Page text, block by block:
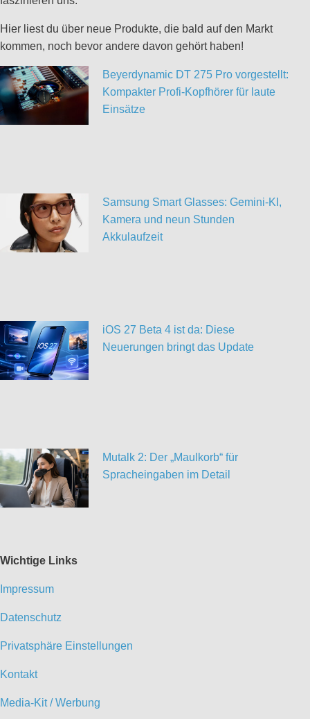
Hier liest du über neue Produkte, die bald auf den Markt
kommen, noch bevor andere davon gehört haben!
Beyerdynamic DT 275 Pro vorgestellt:
Kompakter Profi-Kopfhörer für laute
Einsätze
Samsung Smart Glasses: Gemini-KI,
Kamera und neun Stunden
Akkulaufzeit
iOS 27 Beta 4 ist da: Diese
Neuerungen bringt das Update
Mutalk 2: Der „Maulkorb“ für
Spracheingaben im Detail
Wichtige Links
Impressum
Datenschutz
Privatsphäre Einstellungen
Kontakt
Media-Kit / Werbung